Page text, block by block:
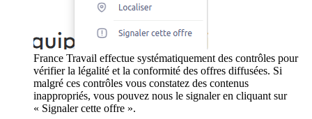
France Travail effectue systématiquement des contrôles pour
vérifier la légalité et la conformité des offres diffusées. Si
malgré ces contrôles vous constatez des contenus
inappropriés, vous pouvez nous le signaler en cliquant sur
« Signaler cette offre ».